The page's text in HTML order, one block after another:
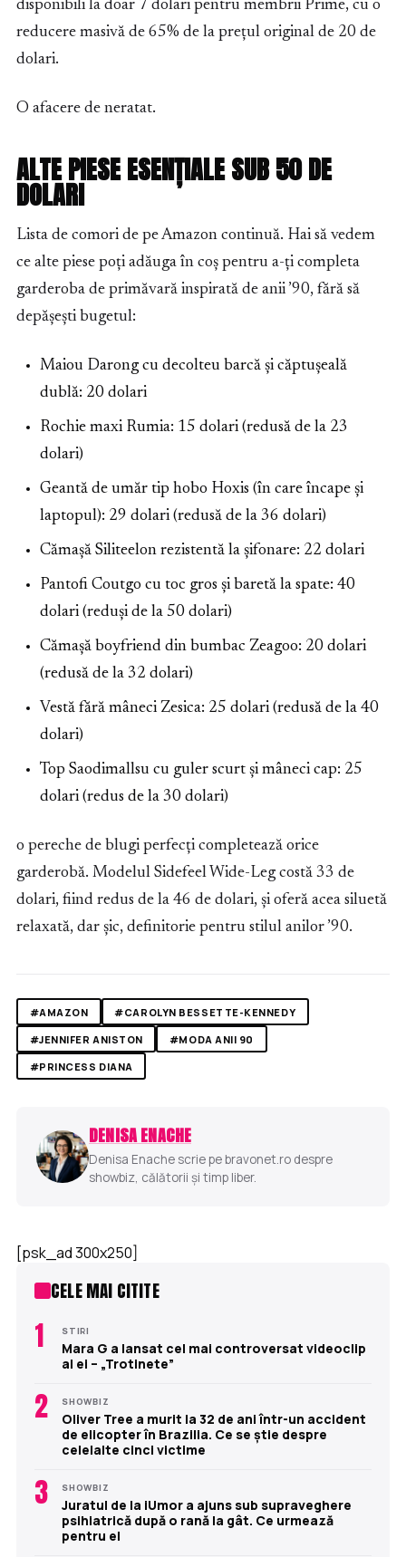
disponibili la doar 7 dolari pentru membrii Prime, cu o
reducere masivă de 65% de la prețul original de 20 de
dolari.
O afacere de neratat.
ALTE PIESE ESENȚIALE SUB 50 DE
DOLARI
Lista de comori de pe Amazon continuă. Hai să vedem
ce alte piese poți adăuga în coș pentru a-ți completa
garderoba de primăvară inspirată de anii ’90, fără să
depășești bugetul:
Maiou Darong cu decolteu barcă și căptușeală
dublă: 20 dolari
Rochie maxi Rumia: 15 dolari (redusă de la 23
dolari)
Geantă de umăr tip hobo Hoxis (în care încape și
laptopul): 29 dolari (redusă de la 36 dolari)
Cămașă Siliteelon rezistentă la șifonare: 22 dolari
Pantofi Coutgo cu toc gros și baretă la spate: 40
dolari (reduși de la 50 dolari)
Cămașă boyfriend din bumbac Zeagoo: 20 dolari
(redusă de la 32 dolari)
Vestă fără mâneci Zesica: 25 dolari (redusă de la 40
dolari)
Top Saodimallsu cu guler scurt și mâneci cap: 25
dolari (redus de la 30 dolari)
o pereche de blugi perfecți completează orice
garderobă. Modelul Sidefeel Wide-Leg costă 33 de
dolari, fiind redus de la 46 de dolari, și oferă acea siluetă
relaxată, dar șic, definitorie pentru stilul anilor ’90.
#AMAZON
#CAROLYN BESSETTE-KENNEDY
#JENNIFER ANISTON
#MODA ANII 90
#PRINCESS DIANA
DENISA ENACHE
Denisa Enache scrie pe bravonet.ro despre
showbiz, călătorii și timp liber.
[psk_ad 300x250]
CELE MAI CITITE
1 STIRI
Mara G a lansat cel mai controversat videoclip
al ei – „Trotinete”
2 SHOWBIZ
Oliver Tree a murit la 32 de ani într-un accident
de elicopter în Brazilia. Ce se știe despre
celelalte cinci victime
3 SHOWBIZ
Juratul de la iUmor a ajuns sub supraveghere
psihiatrică după o rană la gât. Ce urmează
pentru el